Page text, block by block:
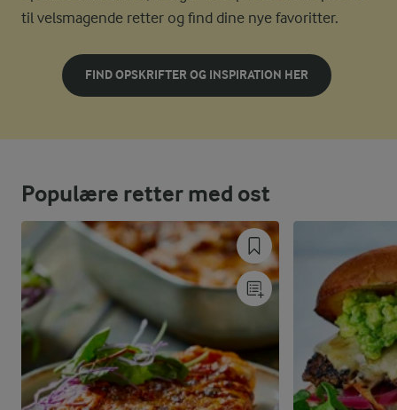
til velsmagende retter og find dine nye favoritter.
FIND OPSKRIFTER OG INSPIRATION HER
Populære retter med ost